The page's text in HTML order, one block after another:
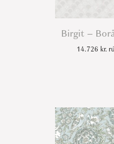
Birgit –
14.726 kr.